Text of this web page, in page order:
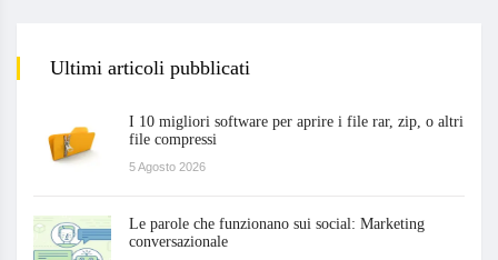
Ultimi articoli pubblicati
I 10 migliori software per aprire i file rar, zip, o altri
file compressi
5 Agosto 2026
Le parole che funzionano sui social: Marketing
conversazionale